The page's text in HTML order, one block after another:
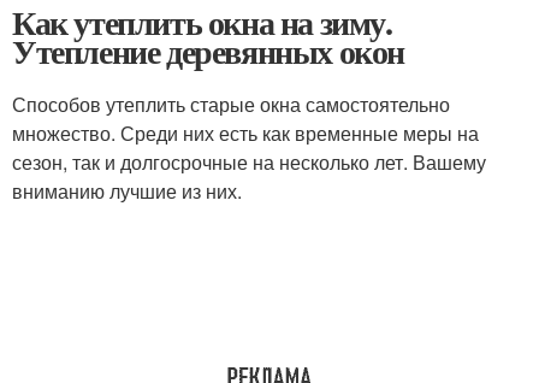
Как утеплить окна на зиму.
Утепление деревянных окон
Способов утеплить старые окна самостоятельно
множество. Среди них есть как временные меры на
сезон, так и долгосрочные на несколько лет. Вашему
вниманию лучшие из них.